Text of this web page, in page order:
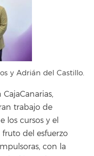
y Adrián del Castillo.
trabajo de
los cursos y el
del esfuerzo
con la